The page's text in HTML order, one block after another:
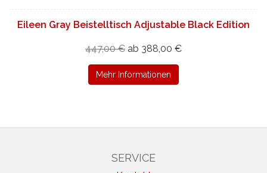
Eileen Gray Beistelltisch Adjustable Black Edition
447,00 € ab 388,00 €
Mehr Informationen
SERVICE